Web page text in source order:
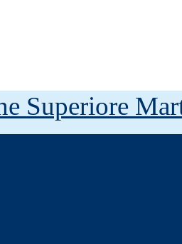
Superiore